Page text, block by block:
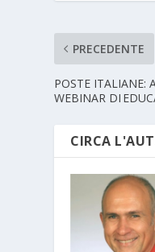
PRECEDENTE
POSTE ITALIANE:
WEBINAR DI
CIRCA